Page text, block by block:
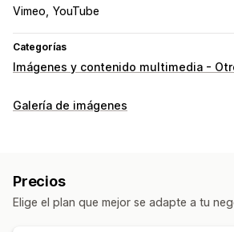
Vimeo YouTube
Categorías
Imágenes y contenido multimedia -
Galería de imágenes
Video
UGC
Precios
Elige el plan que mejor se adapte a tu